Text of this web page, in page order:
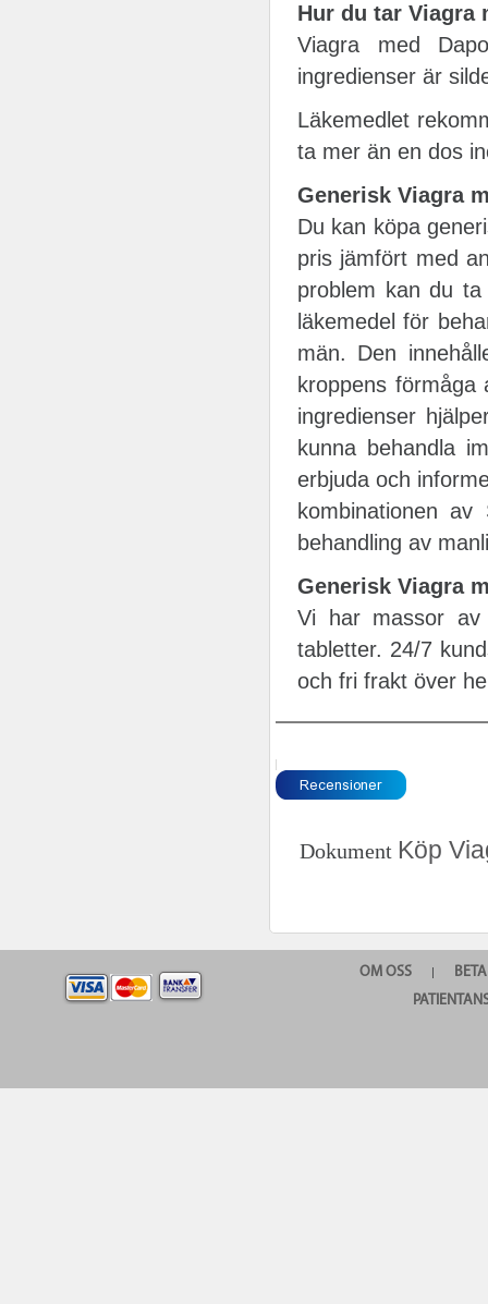
Hur du tar Viagra
Viagra med
ingredienser är
Läkemedlet
ta mer än en dos
Generisk Viagra
Du kan köpa
pris jämfört med
problem kan du
läkemedel för
män. Den
kroppens
ingredienser
kunna behandla
erbjuda och
kombinationen
behandling av
Generisk Viagra
Vi har massor av
tabletter. 24/7
och fri frakt över
Dokument Köp
OM OSS |